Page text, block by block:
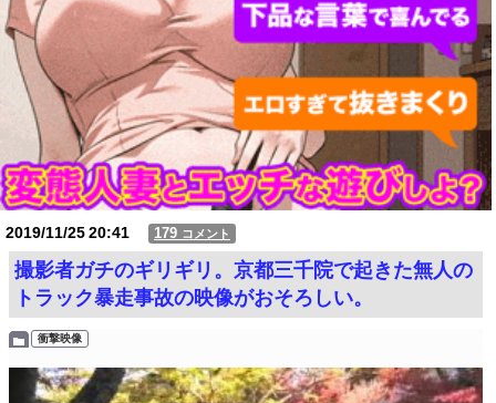
2019/11/2520:41 179 コメント
撮影者ガチのギリギリ。京都三千院で起きた無人の
トラック暴走事故の映像がおそろしい。
衝撃映像